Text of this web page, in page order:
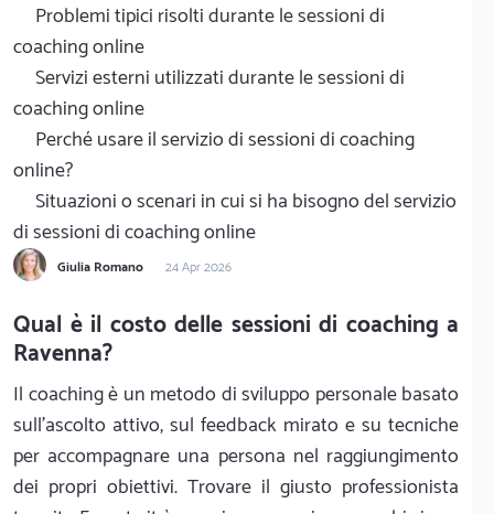
Problemi tipici risolti durante le sessioni di
coaching online
Servizi esterni utilizzati durante le sessioni di
coaching online
Perché usare il servizio di sessioni di coaching
online?
Situazioni o scenari in cui si ha bisogno del servizio
di sessioni di coaching online
Giulia Romano 24 Apr 2026
Qual è il costo delle sessioni di coaching a
Ravenna?
Il coaching è un metodo di sviluppo personale basato
sull'ascolto attivo, sul feedback mirato e su tecniche
per accompagnare una persona nel raggiungimento
dei propri obiettivi. Trovare il giusto professionista